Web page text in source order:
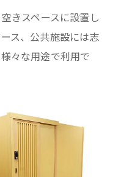
きスペースに設置し
ス、公共施設には志
々な用途で利用で